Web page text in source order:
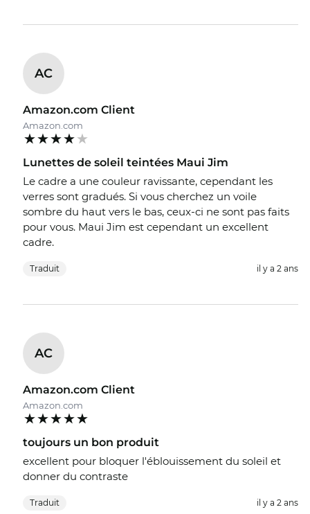
AC
Amazon.com Client
Amazon.com
Lunettes de soleil teintées Maui Jim
Le cadre a une couleur ravissante, cependant les
verres sont gradués. Si vous cherchez un voile
sombre du haut vers le bas, ceux-ci ne sont pas faits
pour vous. Maui Jim est cependant un excellent
cadre.
Traduit il y a 2 ans
AC
Amazon.com Client
Amazon.com
toujours un bon produit
excellent pour bloquer l'éblouissement du soleil et
donner du contraste
Traduit il y a 2 ans